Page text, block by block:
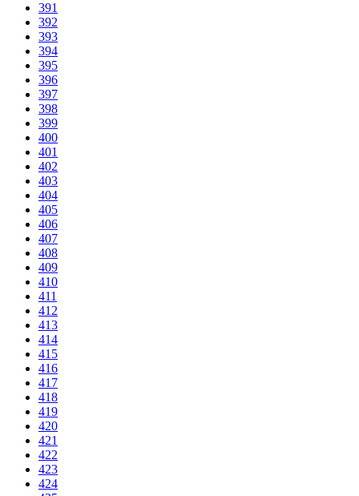
391
392
393
394
395
396
397
398
399
400
401
402
403
404
405
406
407
408
409
410
411
412
413
414
415
416
417
418
419
420
421
422
423
424